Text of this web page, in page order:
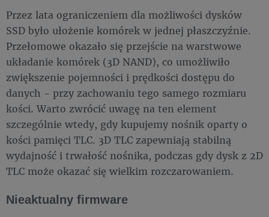
Przez lata ograniczeniem dla możliwości dysków
SSD było ułożenie komórek w jednej płaszczyźnie.
Przełomowe okazało się przejście na warstwowe
układanie komórek (3D NAND), co umożliwiło
zwiększenie pojemności i prędkości dostępu do
danych - przy zachowaniu tego samego rozmiaru
kości. Warto zwrócić uwagę na ten element
szczególnie wtedy, gdy kupujemy nośnik oparty o
kości pamięci TLC. 3D TLC zapewniają stabilną
wydajność i trwałość nośnika, podczas gdy dysk z 2D
TLC może okazać się wielkim rozczarowaniem.
Nieaktualny firmware